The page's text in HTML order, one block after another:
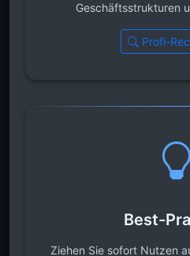
Geschäftsstrukturen
Profi-
Best-
Ziehen Sie sofort Nutzen